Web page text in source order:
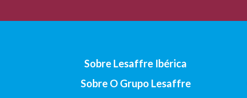
Sobre Lesaffre Ibérica
Sobre O Grupo Lesaffre